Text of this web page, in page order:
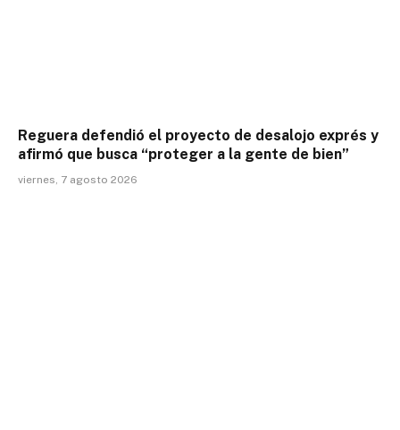
Reguera defendió el proyecto de desalojo exprés y
afirmó que busca “proteger a la gente de bien”
viernes, 7 agosto 2026